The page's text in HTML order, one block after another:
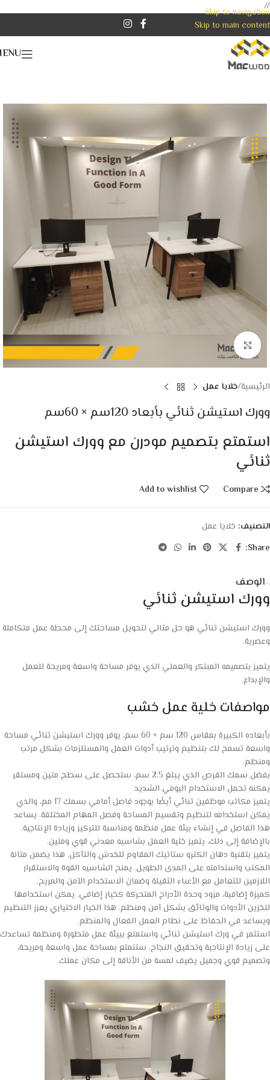
//
Skip to navigation
Skip to main content
Click to enlarge
الرئيسية خلايا عمل
وورك استيشن ثنائي بأبعاد 120سم × 60سم
استمتع بتصميم مودرن مع وورك استيشن
ثنائي
Compare
Add to wishlist
التصنيف: خلايا عمل
Share:
الوصف
وورك استيشن ثنائي
وورك استيشن ثنائي هو حل مثالي لتحويل مساحتك إلى محطة عمل متكاملة
وعصرية.
يتميز بتصميمه المبتكر والعملي الذي يوفر مساحة واسعة ومريحة للعمل
والإبداع.
مواصفات خلية عمل خشب
بأبعاده الكبيرة بمقاس 120 سم × 60 سم، يوفر وورك استيشن ثنائي مساحة
واسعة تسمح لك بتنظيم وترتيب أدوات العمل والمستلزمات بشكل مرتب
ومنظم.
بفضل سمك القرص الذي يبلغ 2.5 سم، ستحصل على سطح متين ومستقر
يمكنه تحمل الاستخدام اليومي الشديد.
يتميز مكاتب موظفين ثنائي أيضًا بوجود فاصل أمامي بسمك 17 مم، والذي
يمكن استخدامه لتنظيم وتقسيم المساحة وفصل المهام المختلفة. يساعد
هذا الفاصل في إنشاء بيئة عمل منظمة ومناسبة للتركيز وزيادة الإنتاجية.
بالإضافة إلى ذلك، يتميز خلية العمل بشاسيه معدني قوي ومتين.
يتميز بتقنية دهان الكترو ستاتيك المقاوم للخدش والتآكل. هذا يضمن متانة
المكتب واستدامته على المدى الطويل. يمنح الشاسيه القوة والاستقرار
اللازمين للتعامل مع الأعباء الثقيلة وضمان الاستخدام الآمن والمريح.
كميزة إضافية، مزود وحدة الأدراج المتحركة كخيار إضافي. يمكن استخدامها
لتخزين الأدوات والوثائق بشكل آمن ومنظم. هذا الخيار الاختياري يعزز التنظيم
ويساعد في الحفاظ على نظام العمل الفعال والمنظم.
استثمر في ورك استيشن ثنائي واستمتع ببيئة عمل متطورة ومنظمة تساعدك
على زيادة الإنتاجية وتحقيق النجاح. ستتمتع بمساحة عمل واسعة ومريحة،
وتصميم قوي وجميل يضيف لمسة من الأناقة إلى مكان عملك.